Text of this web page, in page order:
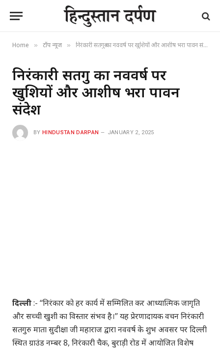
Home » टॉप न्यूज » निरंकारी सतगुरु का नववर्ष पर खुशियों और आशीष भरा पावन संदेश
निरंकारी सतगुरु का नववर्ष पर
खुशियों और आशीष भरा पावन
संदेश
BY HINDUSTAN DARPAN JANUARY 2, 2025
दिल्ली:- ‘‘निरंकार को हर कार्य में सम्मिलित कर आध्यात्मिक जागृति
और सच्ची खुशी का विस्तार संभव है।’’ यह प्रेरणादायक वचन निरंकारी
सतगुरु माता सुदीक्षा जी महाराज द्वारा नववर्ष के शुभ अवसर पर दिल्ली
स्थित ग्राउंड नम्बर 8, निरंकारी चैक, बुराड़ी रोड में आयोजित विशेष